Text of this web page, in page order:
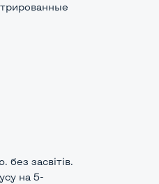
без засвітів.
на 5-